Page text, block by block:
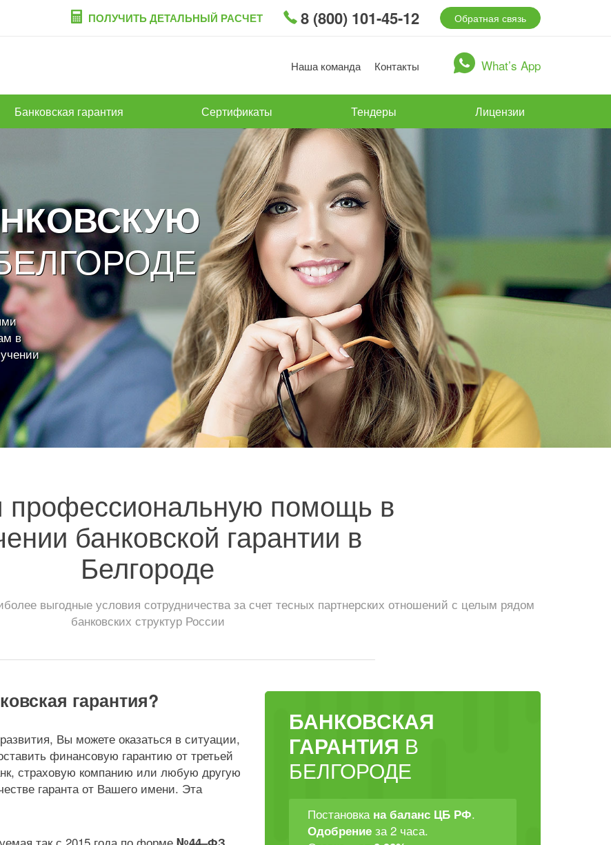
ПОЛУЧИТЬ ДЕТАЛЬНЫЙ РАСЧЕТ 8 (800) 101-45-12 Обратная связь
Наша команда Контакты What’s App
Банковская гарантия Сертификаты Тендеры Лицензии
в
помощь в
банковской гарантии в
Белгороде
выгодные условия сотрудничества за счет тесных партнерских отношений с целым рядом
банковских структур России
гарантия?
Вы можете оказаться в ситуации,
финансовую гарантию от третьей
страховую компанию или любую другую
гаранта от Вашего имени. Эта
БАНКОВСКАЯ
ГАРАНТИЯ В
БЕЛГОРОДЕ
Постановка на баланс ЦБ РФ.
Одобрение за 2 часа.